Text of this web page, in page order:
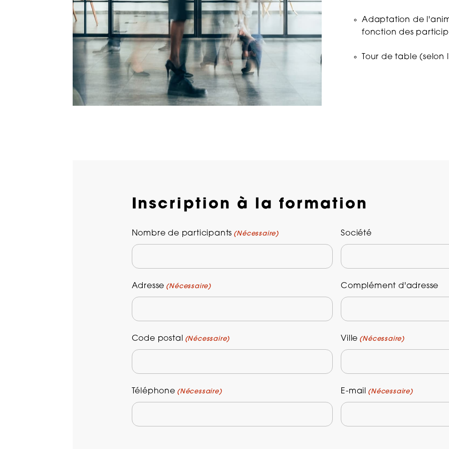
Adaptation de la réglementation au BOSS
en matière de fait générateur des cotisations
et des règles de rattachement
Précisions sur le décompte des congés
payés et des jours de repos pour les salariés à
temps partiel
La lecture
Adaptation de
fonction des
Tour de table
Inscription à la formation
Nombre de participants (Nécessaire) Société
Adresse (Nécessaire) Complément d'adresse
Code postal (Nécessaire) Ville (Nécessaire)
Téléphone (Nécessaire) E-mail (Nécessaire)